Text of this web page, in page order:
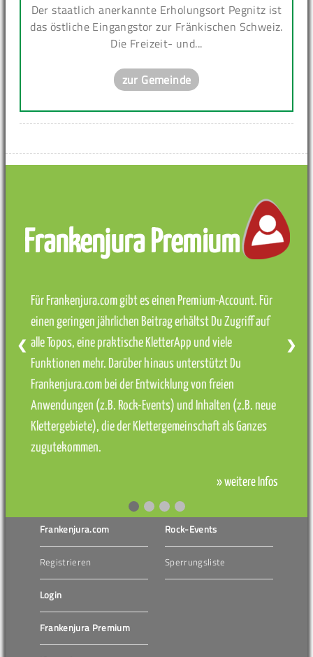
Der staatlich anerkannte Erholungsort Pegnitz ist
das östliche Eingangstor zur Fränkischen Schweiz.
Die Freizeit- und...
zur Gemeinde
Frankenjura Premium
Für Frankenjura.com gibt es einen Premium-Account. Für
einen geringen jährlichen Beitrag erhältst Du Zugriff auf
alle Topos, eine praktische KletterApp und viele
Funktionen mehr. Darüber hinaus unterstützt Du
Frankenjura.com bei der Entwicklung von freien
Anwendungen (z.B. Rock-Events) und Inhalten (z.B. neue
Klettergebiete), die der Klettergemeinschaft als Ganzes
zugutekommen.
» weitere Infos
❮ ❯
Frankenjura.com
Registrieren
Login
Frankenjura Premium
Rock-Events
Sperrungsliste